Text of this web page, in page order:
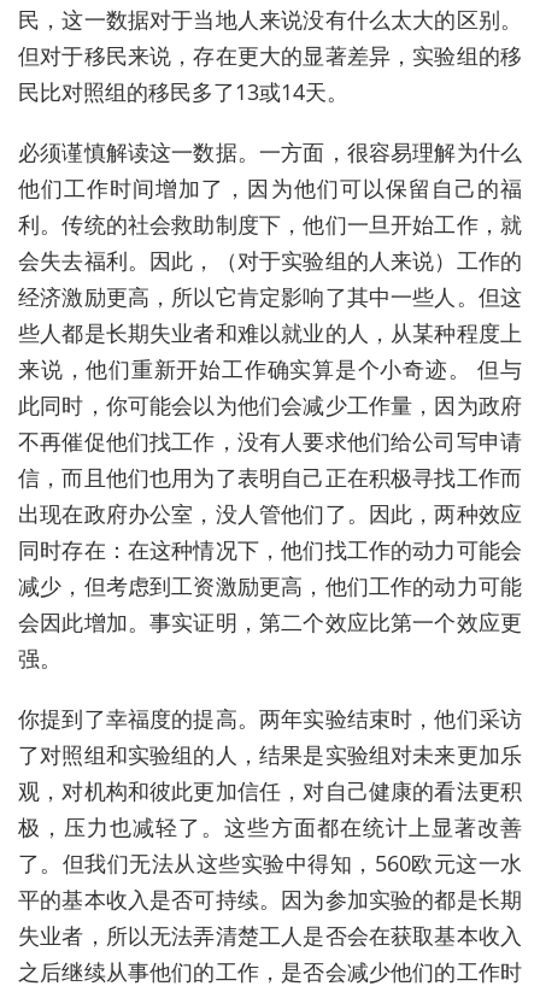
民，这一数据对于当地人来说没有什么太大的区别。
但对于移民来说，存在更大的显著差异，实验组的移
民比对照组的移民多了13或14天。
必须谨慎解读这一数据。一方面，很容易理解为什么
他们工作时间增加了，因为他们可以保留自己的福
利。传统的社会救助制度下，他们一旦开始工作，就
会失去福利。因此，（对于实验组的人来说）工作的
经济激励更高，所以它肯定影响了其中一些人。但这
些人都是长期失业者和难以就业的人，从某种程度上
来说，他们重新开始工作确实算是个小奇迹。
但与
此同时，你可能会以为他们会减少工作量，因为政府
不再催促他们找工作，没有人要求他们给公司写申请
信，而且他们也用为了表明自己正在积极寻找工作而
出现在政府办公室，没人管他们了。因此，两种效应
同时存在：在这种情况下，他们找工作的动力可能会
减少，但考虑到工资激励更高，他们工作的动力可能
会因此增加。事实证明，第二个效应比第一个效应更
强。
你提到了幸福度的提高。两年实验结束时，他们采访
了对照组和实验组的人，结果是实验组对未来更加乐
观，对机构和彼此更加信任，对自己健康的看法更积
极，压力也减轻了。这些方面都在统计上显著改善
了。但我们无法从这些实验中得知， 560欧元这一水
平的基本收入是否可持续。因为参加实验的都是长期
失业者，所以无法弄清楚工人是否会在获取基本收入
之后继续从事他们的工作，是否会减少他们的工作时